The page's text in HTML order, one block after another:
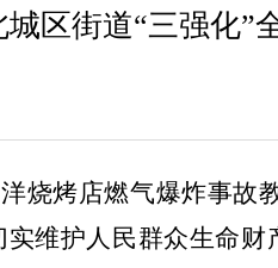
城区街道“三强化”
烧烤店燃气爆炸事故
维护人民群众生命财